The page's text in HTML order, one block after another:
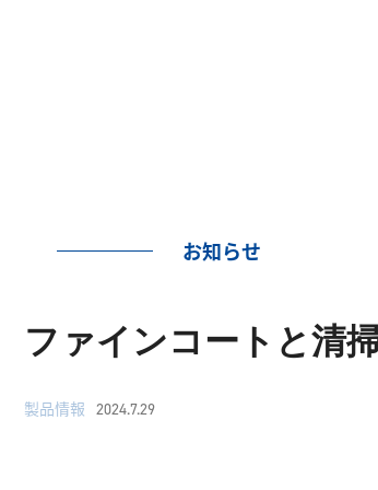
お知らせ
ファインコートと清
製品情報 2024.7.29